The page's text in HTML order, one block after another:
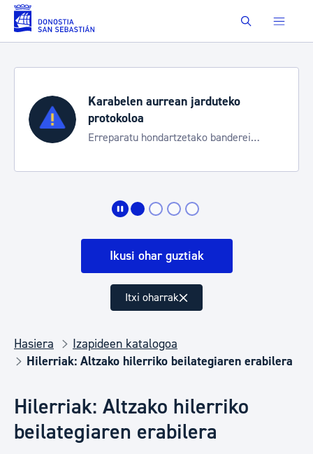
Eduki nagusira joan Buscar
Karabelen aurrean jarduteko
protokoloa
Erreparatu hondartzetako banderei
Ikusi ohar guztiak
Itxi oharrak
Hasiera
Izapideen katalogoa
Hilerriak: Altzako hilerriko beilategiaren erabilera
Hilerriak: Altzako hilerriko
beilategiaren erabilera